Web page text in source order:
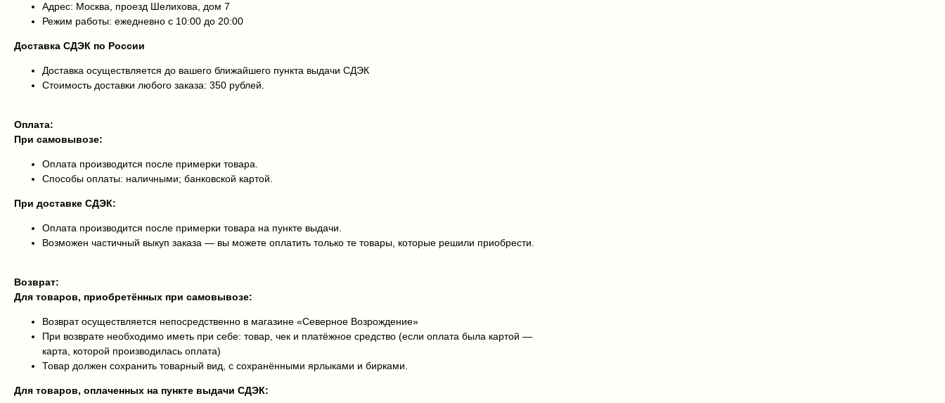
Адрес: Москва, проезд Шелихова, дом 7
Режим работы: ежедневно с 10:00 до 20:00
Доставка СДЭК по России
Доставка осуществляется до вашего ближайшего пункта выдачи СДЭК
Стоимость доставки любого заказа: 350 рублей.
Оплата:
При самовывозе:
Оплата производится после примерки товара.
Способы оплаты: наличными; банковской картой.
При доставке СДЭК:
Оплата производится после примерки товара на пункте выдачи.
Возможен частичный выкуп заказа — вы можете оплатить только те товары, которые решили приобрести.
Возврат:
Для товаров, приобретённых при самовывозе:
Возврат осуществляется непосредственно в магазине «Северное Возрождение»
При возврате необходимо иметь при себе: товар, чек и платёжное средство (если оплата была картой —
карта, которой производилась оплата)
Товар должен сохранить товарный вид, с сохранёнными ярлыками и бирками.
Для товаров, оплаченных на пункте выдачи СДЭК: